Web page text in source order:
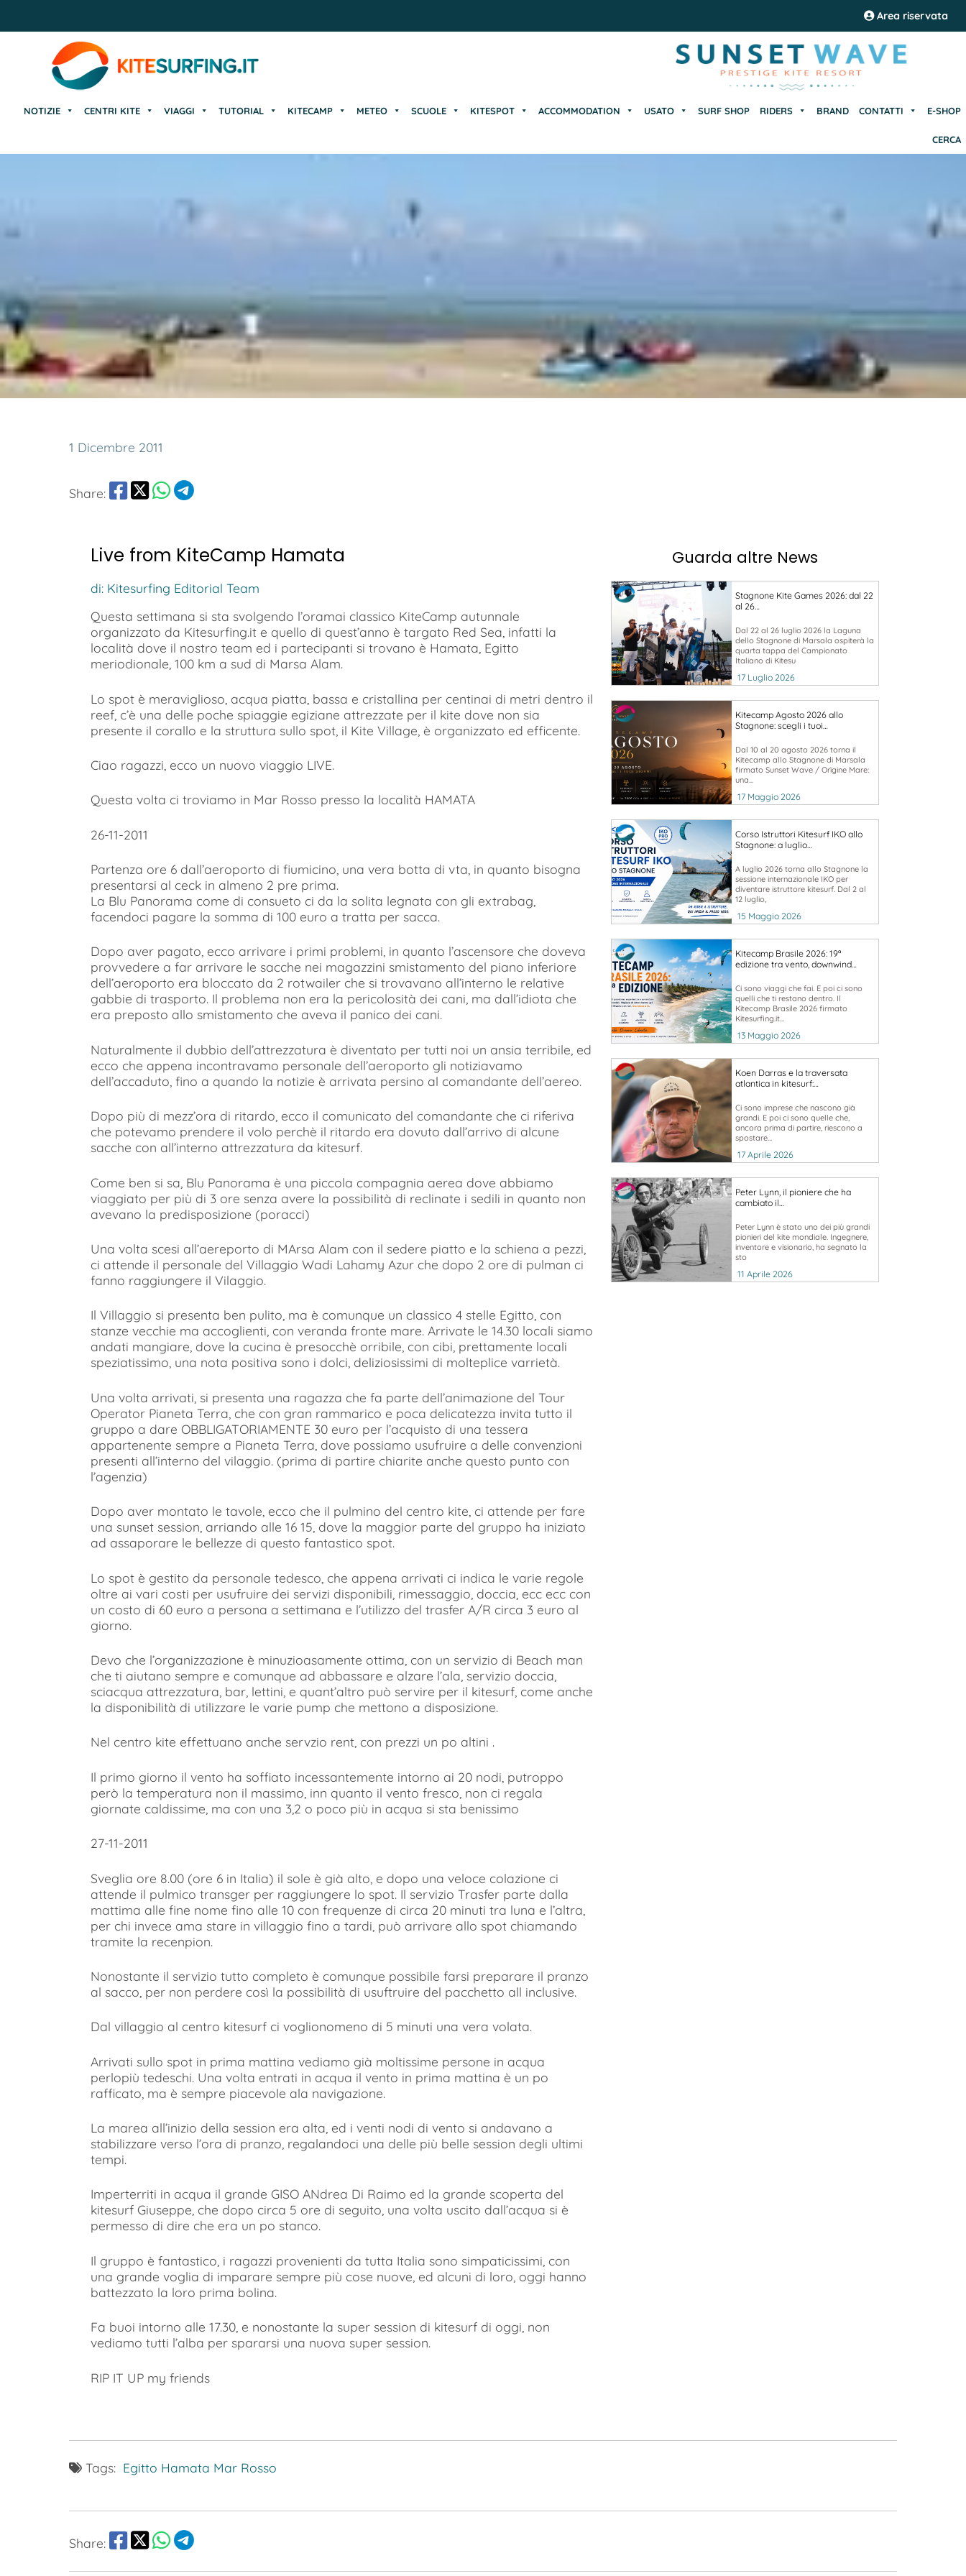
Area riservata
NOTIZIE CENTRI KITE VIAGGI TUTORIAL KITECAMP METEO SCUOLE KITESPOT ACCOMMODATION USATO SURF SHOP RIDERS BRAND CONTATTI E-SHOP
CERCA
1 Dicembre 2011
Share:
Live from KiteCamp Hamata
di: Kitesurfing Editorial Team
Questa settimana si sta svolgendo l’oramai classico KiteCamp autunnale
organizzato da Kitesurfing.it e quello di quest’anno è targato Red Sea, infatti la
località dove il nostro team ed i partecipanti si trovano è Hamata, Egitto
meriodionale, 100 km a sud di Marsa Alam.
Lo spot è meraviglioso, acqua piatta, bassa e cristallina per centinai di metri dentro il
reef, c’è una delle poche spiaggie egiziane attrezzate per il kite dove non sia
presente il corallo e la struttura sullo spot, il Kite Village, è organizzato ed efficente.
Ciao ragazzi, ecco un nuovo viaggio LIVE.
Questa volta ci troviamo in Mar Rosso presso la località HAMATA
26-11-2011
Partenza ore 6 dall’aeroporto di fiumicino, una vera botta di vta, in quanto bisogna
presentarsi al ceck in almeno 2 pre prima.
La Blu Panorama come di consueto ci da la solita legnata con gli extrabag,
facendoci pagare la somma di 100 euro a tratta per sacca.
Dopo aver pagato, ecco arrivare i primi problemi, in quanto l’ascensore che doveva
provvedere a far arrivare le sacche nei magazzini smistamento del piano inferiore
dell’aeroporto era bloccato da 2 rotwailer che si trovavano all’interno le relative
gabbie di trasporto. Il problema non era la pericolosità dei cani, ma dall’idiota che
era preposto allo smistamento che aveva il panico dei cani.
Naturalmente il dubbio dell’attrezzatura è diventato per tutti noi un ansia terribile, ed
ecco che appena incontravamo personale dell’aeroporto gli notiziavamo
dell’accaduto, fino a quando la notizie è arrivata persino al comandante dell’aereo.
Dopo più di mezz’ora di ritardo, ecco il comunicato del comandante che ci riferiva
che potevamo prendere il volo perchè il ritardo era dovuto dall’arrivo di alcune
sacche con all’interno attrezzatura da kitesurf.
Come ben si sa, Blu Panorama è una piccola compagnia aerea dove abbiamo
viaggiato per più di 3 ore senza avere la possibilità di reclinate i sedili in quanto non
avevano la predisposizione (poracci)
Una volta scesi all’aereporto di MArsa Alam con il sedere piatto e la schiena a pezzi,
ci attende il personale del Villaggio Wadi Lahamy Azur che dopo 2 ore di pulman ci
fanno raggiungere il Vilaggio.
Il Villaggio si presenta ben pulito, ma è comunque un classico 4 stelle Egitto, con
stanze vecchie ma accoglienti, con veranda fronte mare. Arrivate le 14.30 locali siamo
andati mangiare, dove la cucina è presocchè orribile, con cibi, prettamente locali
speziatissimo, una nota positiva sono i dolci, deliziosissimi di molteplice varrietà.
Una volta arrivati, si presenta una ragazza che fa parte dell’animazione del Tour
Operator Pianeta Terra, che con gran rammarico e poca delicatezza invita tutto il
gruppo a dare OBBLIGATORIAMENTE 30 euro per l’acquisto di una tessera
appartenente sempre a Pianeta Terra, dove possiamo usufruire a delle convenzioni
presenti all’interno del vilaggio. (prima di partire chiarite anche questo punto con
l’agenzia)
Dopo aver montato le tavole, ecco che il pulmino del centro kite, ci attende per fare
una sunset session, arriando alle 16 15, dove la maggior parte del gruppo ha iniziato
ad assaporare le bellezze di questo fantastico spot.
Lo spot è gestito da personale tedesco, che appena arrivati ci indica le varie regole
oltre ai vari costi per usufruire dei servizi disponibili, rimessaggio, doccia, ecc ecc con
un costo di 60 euro a persona a settimana e l’utilizzo del trasfer A/R circa 3 euro al
giorno.
Devo che l’organizzazione è minuzioasamente ottima, con un servizio di Beach man
che ti aiutano sempre e comunque ad abbassare e alzare l’ala, servizio doccia,
sciacqua attrezzatura, bar, lettini, e quant’altro può servire per il kitesurf, come anche
la disponibilità di utilizzare le varie pump che mettono a disposizione.
Nel centro kite effettuano anche servzio rent, con prezzi un po altini .
Il primo giorno il vento ha soffiato incessantemente intorno ai 20 nodi, putroppo
però la temperatura non il massimo, inn quanto il vento fresco, non ci regala
giornate caldissime, ma con una 3,2 o poco più in acqua si sta benissimo
27-11-2011
Sveglia ore 8.00 (ore 6 in Italia) il sole è già alto, e dopo una veloce colazione ci
attende il pulmico transger per raggiungere lo spot. Il servizio Trasfer parte dalla
mattima alle fine nome fino alle 10 con frequenze di circa 20 minuti tra luna e l’altra,
per chi invece ama stare in villaggio fino a tardi, può arrivare allo spot chiamando
tramite la recenpion.
Nonostante il servizio tutto completo è comunque possibile farsi preparare il pranzo
al sacco, per non perdere così la possibilità di usuftruire del pacchetto all inclusive.
Dal villaggio al centro kitesurf ci voglionomeno di 5 minuti una vera volata.
Arrivati sullo spot in prima mattina vediamo già moltissime persone in acqua
perlopiù tedeschi. Una volta entrati in acqua il vento in prima mattina è un po
rafficato, ma è sempre piacevole ala navigazione.
La marea all’inizio della session era alta, ed i venti nodi di vento si andavano a
stabilizzare verso l’ora di pranzo, regalandoci una delle più belle session degli ultimi
tempi.
Imperterriti in acqua il grande GISO ANdrea Di Raimo ed la grande scoperta del
kitesurf Giuseppe, che dopo circa 5 ore di seguito, una volta uscito dall’acqua si è
permesso di dire che era un po stanco.
Il gruppo è fantastico, i ragazzi provenienti da tutta Italia sono simpaticissimi, con
una grande voglia di imparare sempre più cose nuove, ed alcuni di loro, oggi hanno
battezzato la loro prima bolina.
Fa buoi intorno alle 17.30, e nonostante la super session di kitesurf di oggi, non
vediamo tutti l’alba per spararsi una nuova super session.
RIP IT UP my friends
Guarda altre News
Stagnone Kite Games 2026: dal 22
al 26…
Dal 22 al 26 luglio 2026 la Laguna
dello Stagnone di Marsala ospiterà la
quarta tappa del Campionato
Italiano di Kitesu
17 Luglio 2026
Kitecamp Agosto 2026 allo
Stagnone: scegli i tuoi…
Dal 10 al 20 agosto 2026 torna il
Kitecamp allo Stagnone di Marsala
firmato Sunset Wave / Orïgine Mare:
una...
17 Maggio 2026
Corso Istruttori Kitesurf IKO allo
Stagnone: a luglio…
A luglio 2026 torna allo Stagnone la
sessione internazionale IKO per
diventare istruttore kitesurf. Dal 2 al
12 luglio,
15 Maggio 2026
Kitecamp Brasile 2026: 19ª
edizione tra vento, downwind…
Ci sono viaggi che fai. E poi ci sono
quelli che ti restano dentro. Il
Kitecamp Brasile 2026 firmato
Kitesurfing.it...
13 Maggio 2026
Koen Darras e la traversata
atlantica in kitesurf:…
Ci sono imprese che nascono già
grandi. E poi ci sono quelle che,
ancora prima di partire, riescono a
spostare...
17 Aprile 2026
Peter Lynn, il pioniere che ha
cambiato il…
Peter Lynn è stato uno dei più grandi
pionieri del kite mondiale. Ingegnere,
inventore e visionario, ha segnato la
sto
11 Aprile 2026
Tags: Egitto Hamata Mar Rosso
Share: